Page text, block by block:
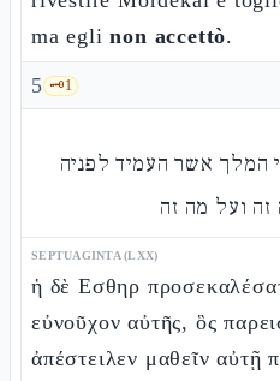
ma eglinon accettò.
5 🗝️1
המלך אשר העמיד לפניה
ועל מה זה
SEPTUAGINTA (LXX)
ἡ δὲ Εσθηρ
εὐνοῦχον αὐτῆς, ὃς
ἀπέστειλεν μαθεῖν αὐτῇ